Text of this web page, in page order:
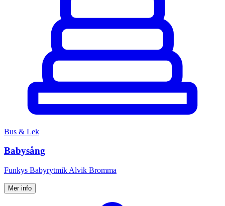
Bus & Lek
Babysång
Funkys Babyrytmik Alvik Bromma
Mer info